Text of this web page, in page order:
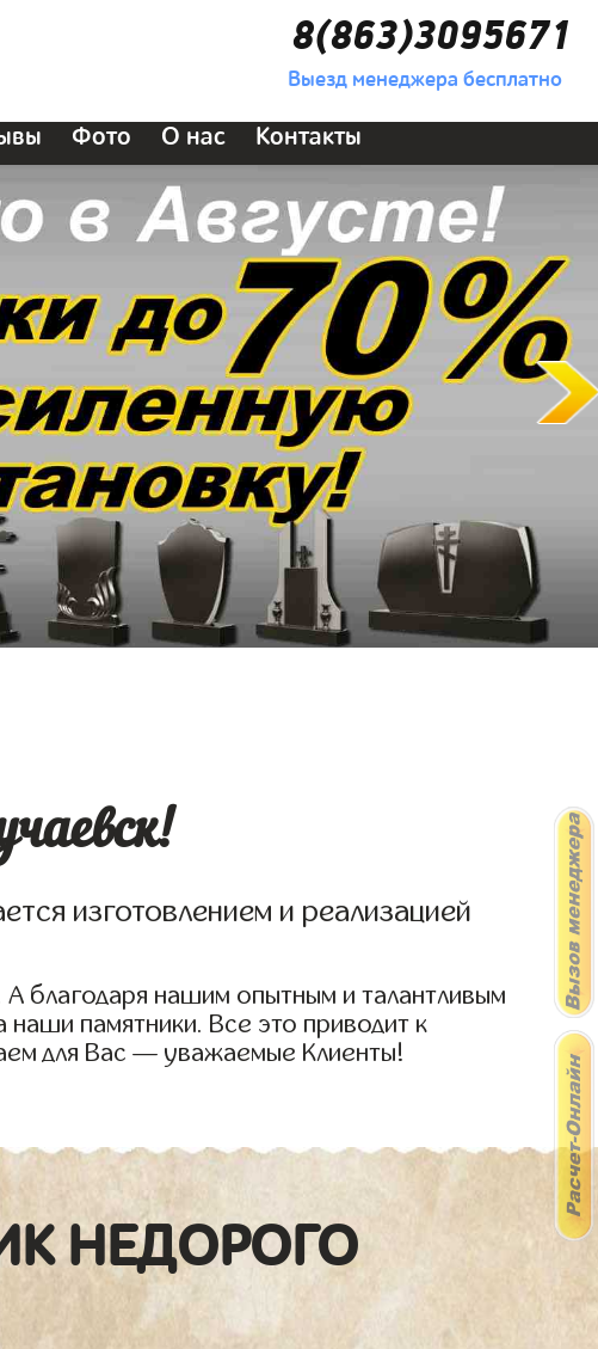
8(863)3095671
Выезд менеджера бесплатно
Фото О нас Контакты
изготовлением и реализацией
благодаря нашим опытным и талантливым
памятники. Все это приводит к
для Вас — уважаемые Клиенты!
НЕДОРОГО